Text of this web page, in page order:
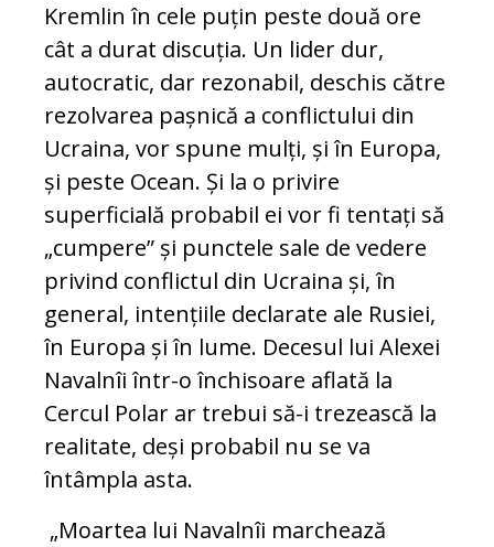
Kremlin în cele puțin peste două ore
cât a durat discuția. Un lider dur,
autocratic, dar rezonabil, deschis către
rezolvarea pașnică a conflictului din
Ucraina, vor spune mulți, și în Europa,
și peste Ocean. Și la o privire
superficială probabil ei vor fi tentați să
„cumpere” și punctele sale de vedere
privind conflictul din Ucraina și, în
general, intențiile declarate ale Rusiei,
în Europa și în lume. Decesul lui Alexei
Navalnîi într-o închisoare aflată la
Cercul Polar ar trebui să-i trezească la
realitate, deși probabil nu se va
întâmpla asta.
„Moartea lui Navalnîi marchează